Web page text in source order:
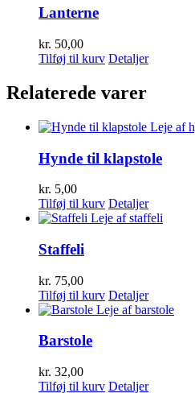
Lanterne
kr. 50,00
Tilføj til kurv Detaljer
Relaterede varer
Hynde til klapstole
kr. 5,00
Tilføj til kurv Detaljer
Staffeli
kr. 75,00
Tilføj til kurv Detaljer
Barstole
kr. 32,00
Tilføj til kurv Detaljer